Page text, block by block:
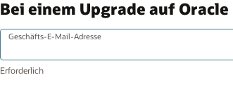
Bei einem Upgrade auf
Geschäfts-E-Mail-Adresse